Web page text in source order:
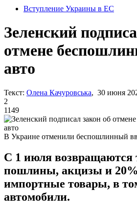
Вступление Украины в ЕС
Зеленский
отмене
авто
Текст: Олена Качуровська, 30 июня
2
1149
В Украине отменили беспошлинный
С 1 июля возвращаются
пошлины, акцизы и
импортные товары, в
автомобили.